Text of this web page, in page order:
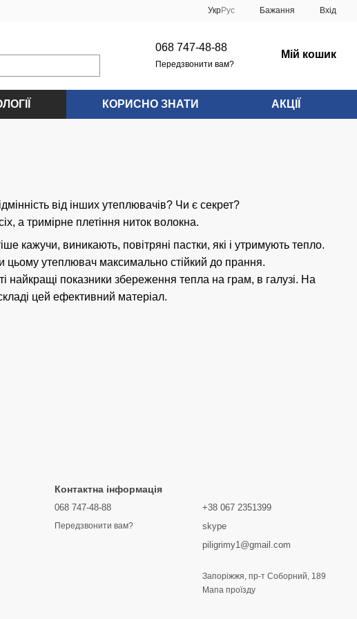
УкрРус Бажання Вхід
068 747-48-88
Передзвонити вам?
Мій кошик
КОРИСНО ЗНАТИ АКЦІЇ
від інших утеплювачів? Чи є секрет?
а тримірне плетіння ниток волокна.
кажучи, виникають, повітряні пастки, які і утримують тепло.
цьому утеплювач максимально стійкий до прання.
найкращі показники збереження тепла на грам, в галузі. На
цей ефективний матеріал.
Контактна інформація
068 747-48-88
Передзвонити вам?
+38 067 2351399
skype
piligrimy1@gmail.com
Запоріжжя, пр-т Соборний, 189
Мапа проїзду